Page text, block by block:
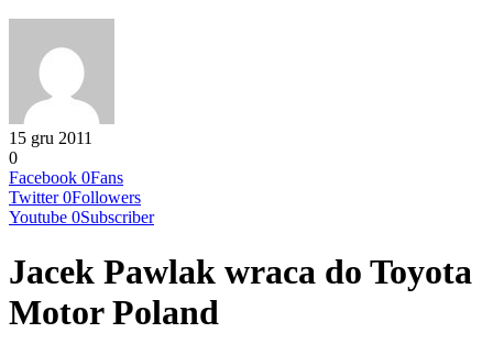
15 gru 2011
0
Facebook 0Fans
Twitter 0Followers
Youtube 0Subscriber
Jacek Pawlak wraca do Toyota
Motor Poland